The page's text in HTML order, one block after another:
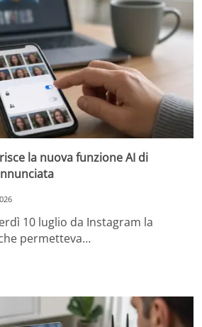
la nuova funzione AI di
10 luglio da Instagram la
permetteva…